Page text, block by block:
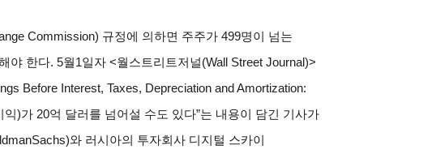
Commission) 규정에 의하면 주주가 499명이 넘는
야 한다. 5월1일자 <월스트리트저널(Wall Street Journal)>
Before Interest, Taxes, Depreciation and Amortization:
)가 20억 달러를 넘어설 수도 있다”는 내용이 담긴 기사가
와 러시아의 투자회사 디지털 스카이